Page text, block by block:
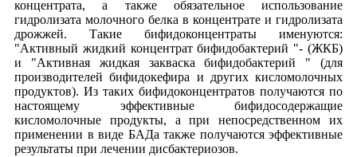
концентрата, а также обязательное использование
гидролизата молочного белка в концентрате и гидролизата
дрожжей. Такие бифидоконцентраты именуются:
"Активный жидкий концентрат бифидобактерий "- (ЖКБ)
и "Активная жидкая закваска бифидобактерий " (для
производителей бифидокефира и других кисломолочных
продуктов). Из таких бифидоконцентратов получаются по
настоящему эффективные бифидосодержащие
кисломолочные продукты, а при непосредственном их
применении в виде БАДа также получаются эффективные
результаты при лечении дисбактериозов.